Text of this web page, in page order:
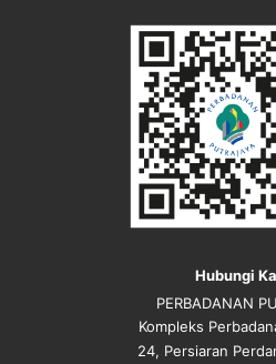
Hubungi
PERBADANAN
Kompleks
24, Persiaran